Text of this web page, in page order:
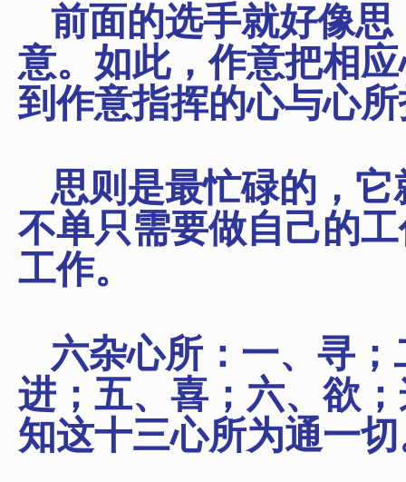
前面的选手就好像
意。如此，作意把相
到作意指挥的心与心
思则是最忙碌的，
不单只需要做自己的
工作。
六杂心所：一、寻
进；五、喜；六、欲
知这十三心所为通一